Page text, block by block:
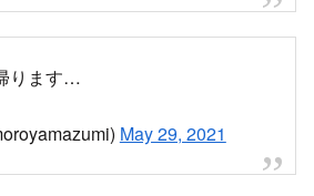
May 29, 2021